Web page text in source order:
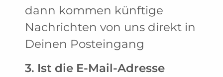
dann kommen künftige
Nachrichten von uns direkt in
Deinen Posteingang
3. Ist die E-Mail-Adresse